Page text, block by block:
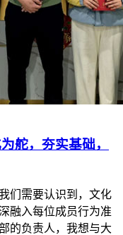
舵，夯实基础，
们需要认识到，文化
融入每位成员行为准
的负责人，我想与大